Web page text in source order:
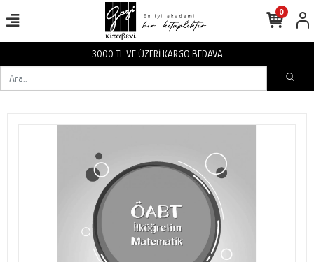
3000 TL VE ÜZERİ KARGO BEDAVA
0